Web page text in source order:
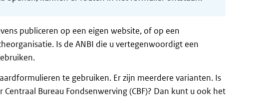
publiceren op een eigen website, of op een
Is de ANBI die u vertegenwoordigt een
te gebruiken. Er zijn meerdere varianten. Is
Bureau Fondsenwerving (CBF)? Dan kunt u ook het